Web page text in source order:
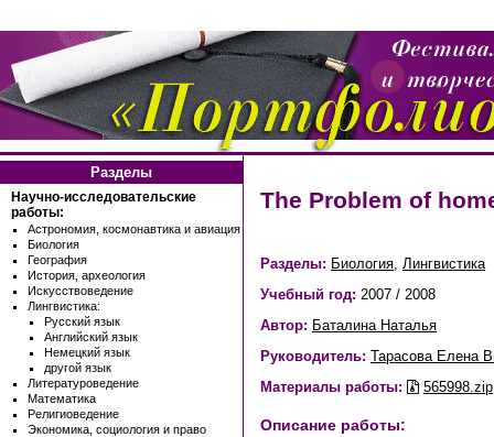
Разделы
Научно-исследовательские
работы:
Астрономия, космонавтика и авиация
Биология
География
История, археология
Искусствоведение
Лингвистика:
Русский язык
Английский язык
Немецкий язык
другой язык
Литературоведение
Математика
Религиоведение
Экономика, социология и право
The Problem of
Разделы: Биология Лингвистика
Учебный год: 2007 / 2008
Автор: Баталина Наталья
Руководитель: Тарасова Елена
Материалы работы:
565998.zip
Описание работы: